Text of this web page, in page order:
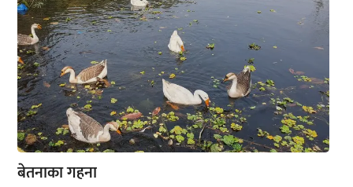
बेतनाका गहना